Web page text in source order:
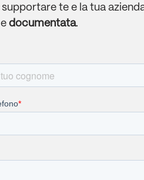
supportare te e la tua
e documentata.